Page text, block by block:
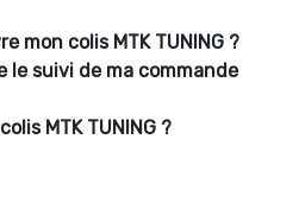
mon colis MTK TUNING ?
le suivi de ma commande
MTK TUNING ?